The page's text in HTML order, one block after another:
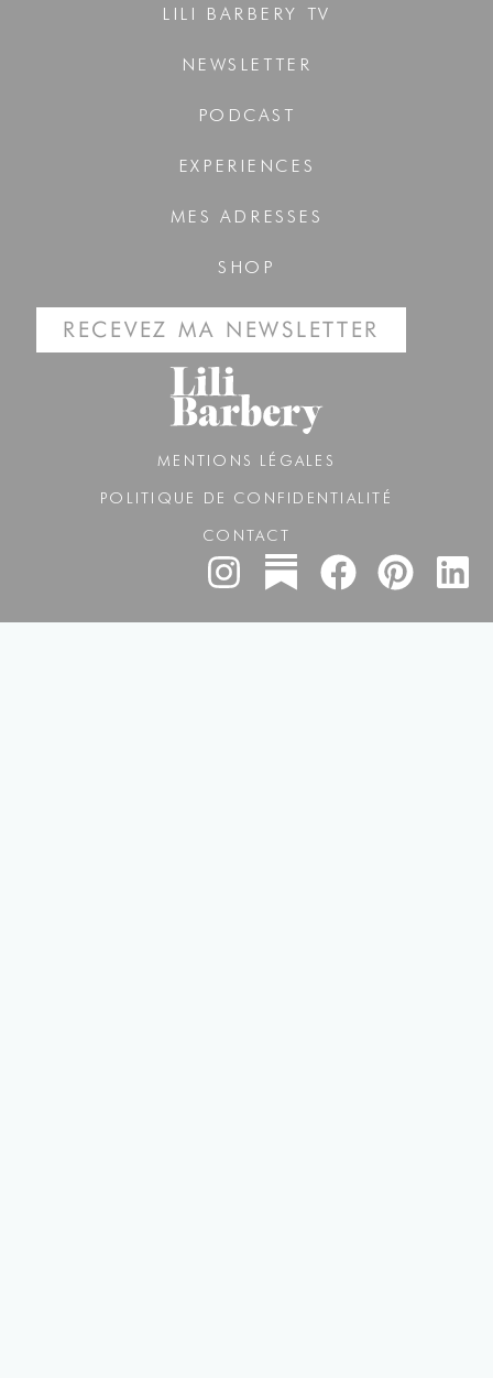
LILI BARBERY TV
NEWSLETTER
PODCAST
EXPERIENCES
MES ADRESSES
SHOP
RECEVEZ MA NEWSLETTER
MENTIONS LÉGALES
POLITIQUE DE CONFIDENTIALITÉ
CONTACT